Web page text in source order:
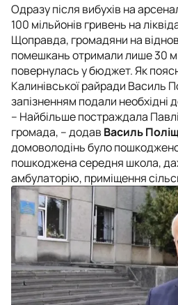
Одразу після вибухів на
100 мільйонів гривень на
Щоправда, громадяни на
помешкань отримали лише 30
повернулась у бюджет. Як
Калинівської райради Василь
запізненням подали необхідні
– Найбільше постраждала
громада, – додав Василь
домоволодінь було
пошкоджена середня школа,
амбулаторію, приміщення